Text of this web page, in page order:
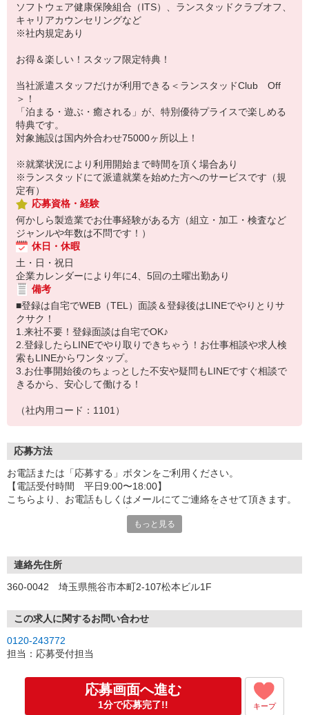
ソフトウェア健康保険組合（ITS）、ランスタッドクラブオフ、
キャリアカウンセリングなど
※社内規定あり
お得＆楽しい！スタッフ限定特典！
当社派遣スタッフだけが利用できる＜ランスタッドClub Off
＞！
「泊まる・遊ぶ・癒される」が、特別優待プライスで楽しめる
特典です。
対象施設は国内外合わせ75000ヶ所以上！
※就業状況により利用開始まで時間を頂く場合あり
※ランスタッドにて派遣就業を始めた方へのサービスです（規
定有）
応募資格・経験
何かしら製造業でお仕事経験がある方（組立・加工・検査など
ジャンルや年数は不問です！）
休日・休暇
土・日・祝日
企業カレンダーにより年に4、5回の土曜出勤あり
備考
■登録は自宅でWEB（TEL）面談＆登録後はLINEでやりとりサ
クサク！
1.来社不要！登録面談は自宅でOK♪
2.登録したらLINEでやり取りできちゃう！お仕事相談や求人検
索もLINEからワンタップ。
3.お仕事開始後のちょっとした不安や疑問もLINEですぐ相談で
きるから、安心して働ける！
（社内用コード：1101）
応募方法
お電話または「応募する」ボタンをご利用ください。
【電話受付時間 平日9:00〜18:00】
こちらより、お電話もしくはメールにてご連絡をさせて頂きます。
です。
支店への来社は不要！登録時にあなたの希望をお伝えいただけれ
ば、
コーディネーターがピッタリのお仕事を厳選してご紹介いたしま
※詳細はお仕事のご紹介時にお伝えします。
もっと見る
連絡先住所
360-0042 埼玉県熊谷市本町2-107松本ビル1F
この求人に関するお問い合わせ
0120-243772
担当：応募受付担当
応募画面へ進む
1分で応募完了!! キープ